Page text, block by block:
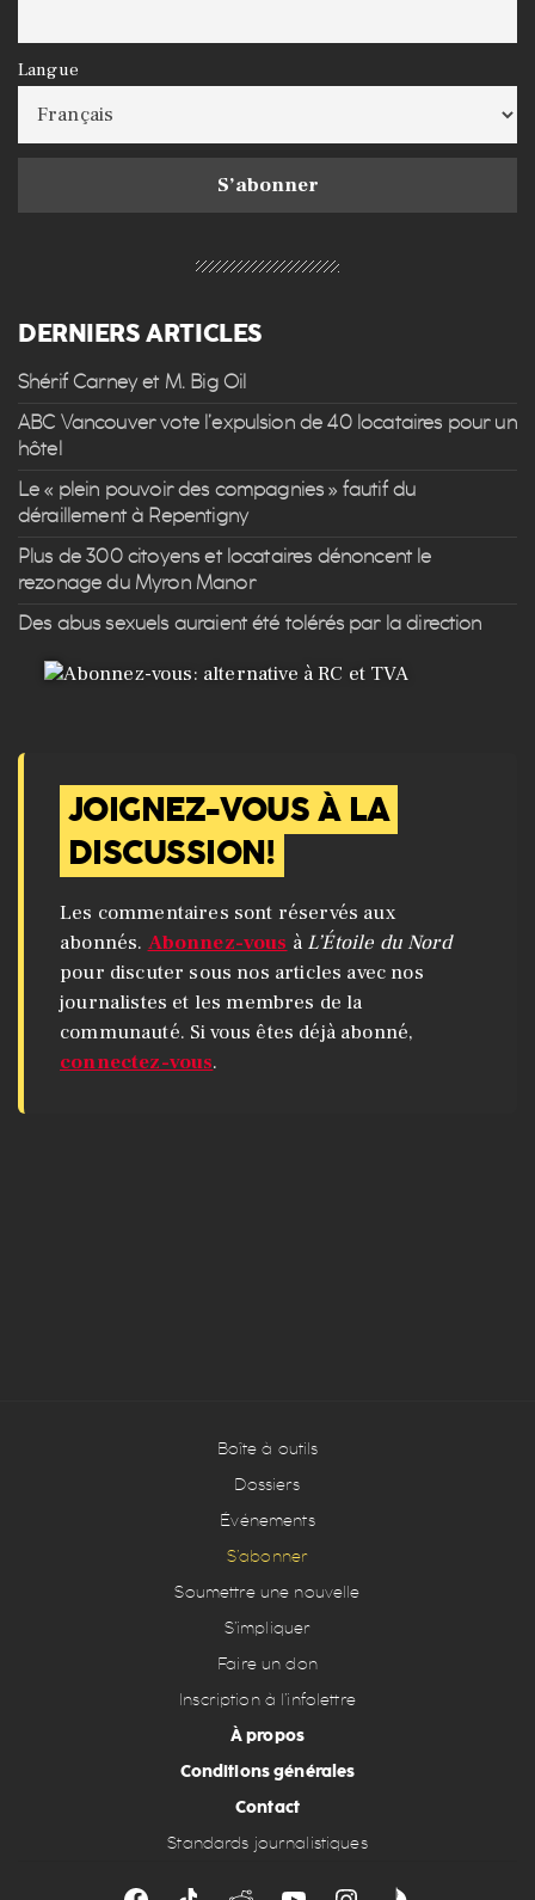
Langue
DERNIERS ARTICLES
Shérif Carney et M. Big Oil
ABC Vancouver vote l’expulsion de 40 locataires pour un
hôtel
Le « plein pouvoir des compagnies » fautif du
déraillement à Repentigny
Plus de 300 citoyens et locataires dénoncent le
rezonage du Myron Manor
Des abus sexuels auraient été tolérés par la direction
JOIGNEZ-VOUS À LA
DISCUSSION!
Les commentaires sont réservés aux
abonnés. Abonnez-vous à L’Étoile du Nord
pour discuter sous nos articles avec nos
journalistes et les membres de la
communauté. Si vous êtes déjà abonné,
connectez-vous.
Boîte à outils
Dossiers
Événements
S’abonner
Soumettre une nouvelle
S’impliquer
Faire un don
Inscription à l’infolettre
À propos
Conditions générales
Contact
Standards journalistiques